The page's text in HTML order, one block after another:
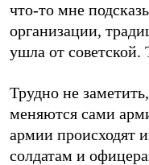
что-то мне
организации,
ушла от советской.
Трудно не
меняются сами
армии происходят
солдатам и